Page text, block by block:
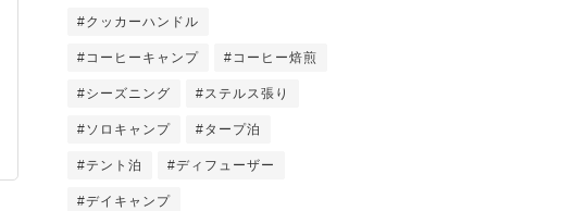
#クッカーハンドル
#コーヒーキャンプ #コーヒー焙煎
#シーズニング #ステルス張り
#ソロキャンプ #タープ泊
#テント泊 #ディフューザー
#デイキャンプ